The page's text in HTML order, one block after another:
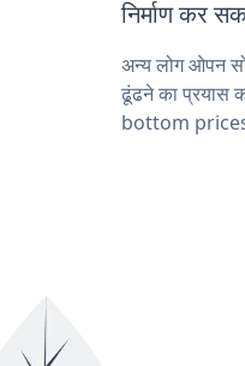
निर्माण कर
अन्य लोग ओपन
ढूंढने का प्रयास
bottom